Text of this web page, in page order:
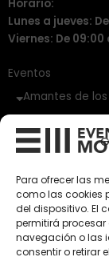
Para ofrecer las
como las cookies
del dispositivo. El
permitirá
navegación o las
consentir o retirar
Horario:
Lunes a jueves:
Viernes: De 09:00
Eventos
Amantes de
Vehículos
Vehículos de
Próximos